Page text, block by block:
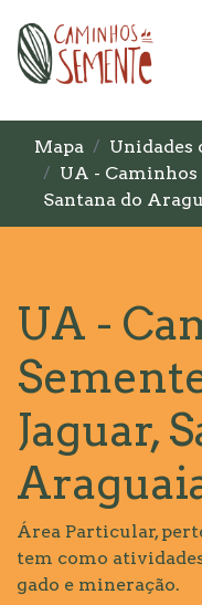
Mapa
Unidades
UA - Caminhos
Santana do
UA -
Jaguar,
Área Particular,
tem como
gado e mineração.